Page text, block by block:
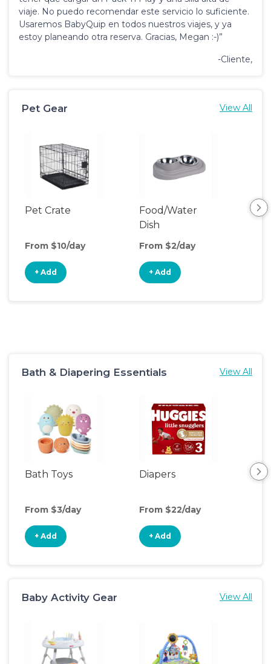
viaje. No puedo recomendar este servicio lo suficiente.
Usaremos BabyQuip en todos nuestros viajes, y ya
estoy planeando otra reserva. Gracias, Megan :-)”
-Cliente,
Pet Gear View All
Pet Crate
From $10/day
+ Add
Food/Water
Dish
From $2/day
+ Add
Bath & Diapering Essentials View All
Bath Toys
From $3/day
+ Add
Diapers
From $22/day
+ Add
Baby Activity Gear View All